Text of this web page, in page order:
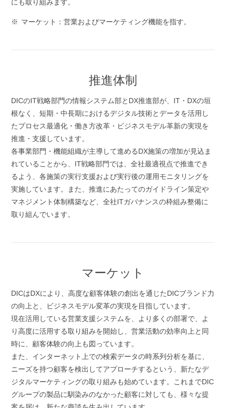
にも取り組みます。
マーケット：営業およびマーケティング機能を指す。
推進体制
DICのIT戦略部門の情報システム部とDX推進部が、IT・DXの垣
根なく、短期・中長期におけるデジタル技術とデータを活用し
たプロセス最適化・働き方改革・ビジネスモデル革新の実現を
推進・支援しています。
各事業部門・機能組織が主導して進めるDX施策の増加が見込ま
れていることから、IT戦略部門では、全社最適視点で推進でき
るよう、各施策の実行支援および実行後の運用モニタリングを
実施しています。また、推進にあたってのガイドライン策定や
マネジメント体制構築など、全社ITガバナンスの枠組み整備に
取り組んでいます。
マーケット
DICはDXにより、高度な顧客体験の創出を通じたDICブランド力
の向上と、ビジネスモデル変革の実現を目指しています。
現在活用している営業支援システムを、より多くの部署で、よ
り高度に活用する取り組みを開始し、営業活動の効率向上と同
時に、顧客体験の向上も図っています。
また、インターネット上での検索データの時系列分析を基に、
ニーズを持つ顧客を検出してアプローチするという、新たなデ
ジタルマーケティングの取り組みも始めています。これまでDIC
グループの製品に馴染みのなかった顧客に対しても、様々な提